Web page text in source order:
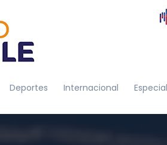
Deportes Internacional